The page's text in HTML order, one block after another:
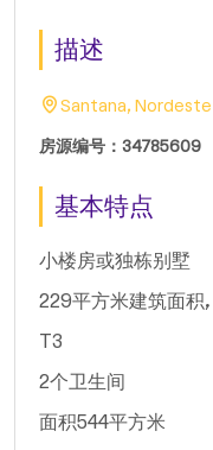
描述
Santana, Nordeste
房源编号：34785609
基本特点
小楼房或独栋别墅
229平方米建筑面积
T3
2个卫生间
面积544平方米